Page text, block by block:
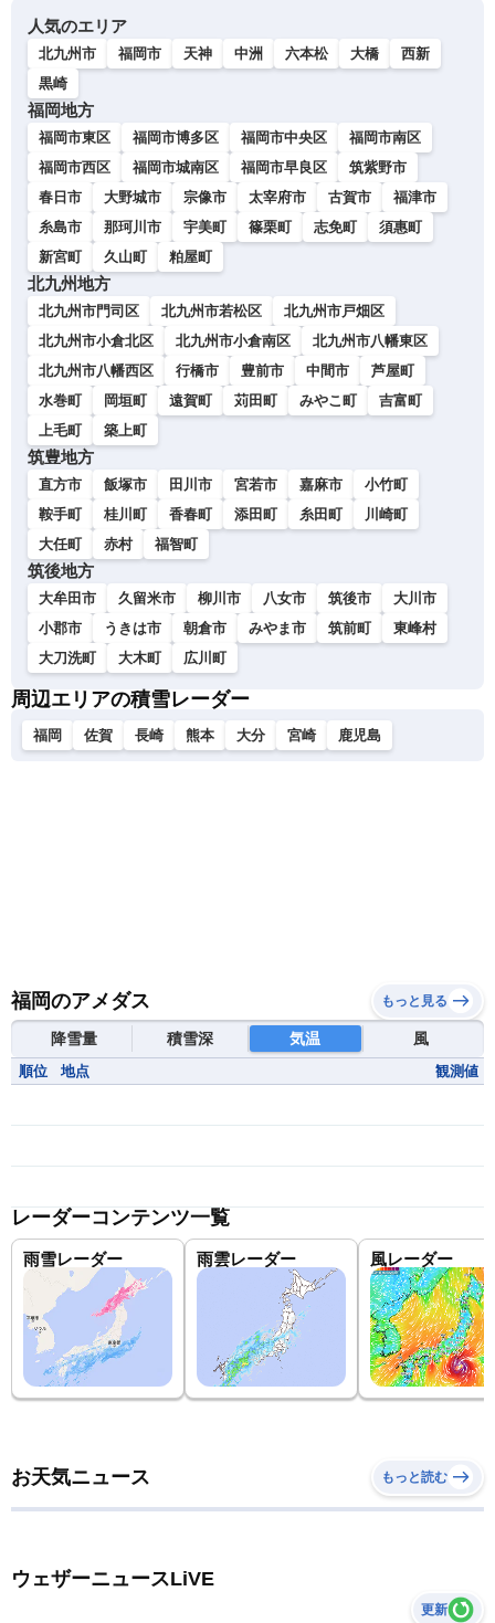
人気のエリア
北九州市 福岡市 天神 中洲 六本松 大橋
西新
黒崎
福岡地方
福岡市東区 福岡市博多区 福岡市中央区
福岡市南区
福岡市西区
福岡市城南区 福岡市早良区
筑紫野市
春日市
大野城市 宗像市 太宰府市 古賀市
福津市
糸島市
那珂川市 宇美町 篠栗町 志免町
須惠町
新宮町
久山町 粕屋町
北九州地方
北九州市門司区 北九州市若松区
北九州市戸畑区
北九州市小倉北区
北九州市小倉南区
北九州市八幡東区
北九州市八幡西区
行橋市 豊前市 中間市
芦屋町
水巻町
岡垣町 遠賀町 苅田町 みやこ町
吉富町
上毛町
築上町
筑豊地方
直方市 飯塚市 田川市 宮若市 嘉麻市
小竹町
鞍手町
桂川町 香春町 添田町 糸田町
川崎町
大任町
赤村 福智町
筑後地方
大牟田市 久留米市 柳川市 八女市 筑後市
大川市
小郡市
うきは市 朝倉市 みやま市 筑前町
東峰村
大刀洗町
大木町 広川町
周辺エリアの積雪レーダー
福岡 佐賀 長崎 熊本 大分 宮崎 鹿児島
福岡のアメダス もっと見る
降雪量 積雪深 気温 風
順位 地点 観測値
レーダーコンテンツ一覧
雨雪レーダー 雨雲レーダー 風レーダー
お天気ニュース もっと読む
ウェザーニュースLiVE
更新